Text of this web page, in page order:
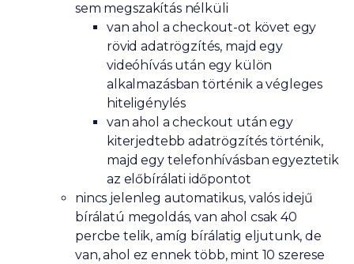
sem megszakítás nélküli
van ahol a checkout-ot követ egy
rövid adatrögzítés, majd egy
videóhívás után egy külön
alkalmazásban történik a végleges
hiteligénylés
van ahol a checkout után egy
kiterjedtebb adatrögzítés történik,
majd egy telefonhívásban egyeztetik
az előbírálati időpontot
nincs jelenleg automatikus, valós idejű
bírálatú megoldás, van ahol csak 40
percbe telik, amíg bírálatig eljutunk, de
van, ahol ez ennek több, mint 10 szerese